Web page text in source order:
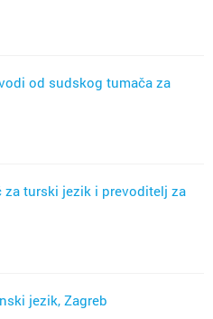
od sudskog tumača za
za turski jezik i prevoditelj za
jezik, Zagreb